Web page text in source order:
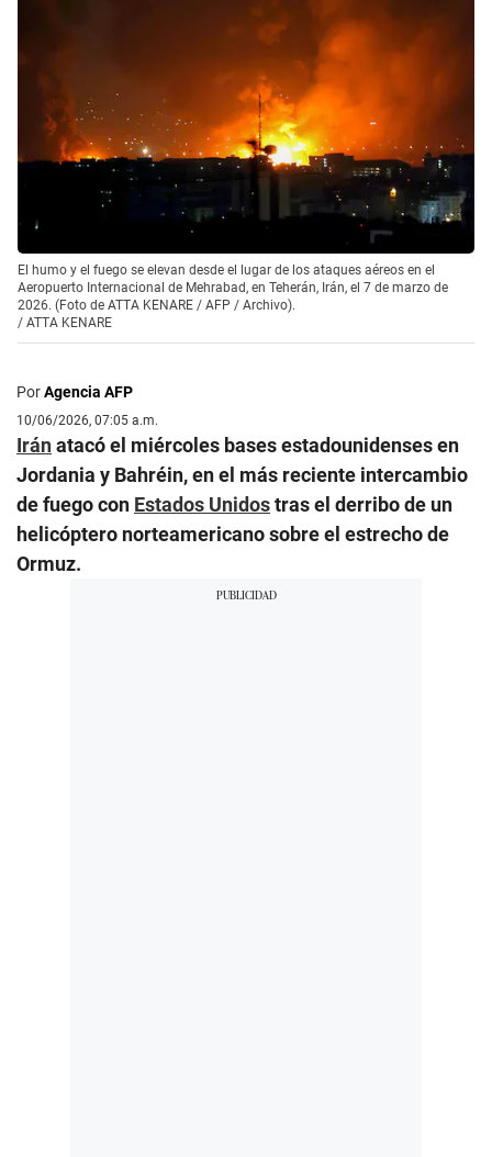
El humo y el fuego se elevan desde el lugar de los ataques aéreos en el
Aeropuerto Internacional de Mehrabad, en Teherán, Irán, el 7 de marzo de
2026. (Foto de ATTA KENARE / AFP / Archivo).
/ ATTA KENARE
PorAgencia AFP
10/06/2026, 07:05 a.m.
Iránatacó el miércoles bases estadounidenses en
Jordania y Bahréin, en el más reciente intercambio
de fuego con Estados Unidostras el derribo de un
helicóptero norteamericano sobre el estrecho de
Ormuz.